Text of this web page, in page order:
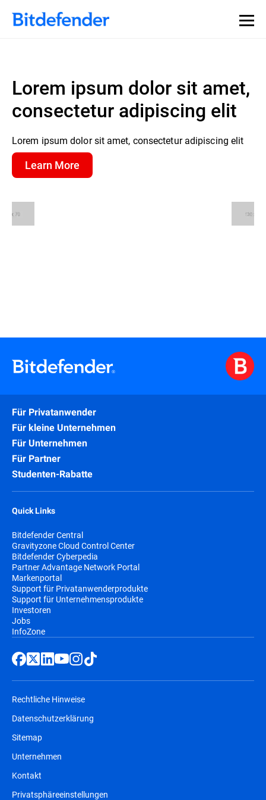
Lorem ipsum dolor sit amet,
consectetur adipiscing elit
Lorem ipsum dolor sit amet, consectetur adipiscing elit
Learn More
Für Privatanwender
Für kleine Unternehmen
Für Unternehmen
Für Partner
Studenten-Rabatte
Quick Links
Bitdefender Central
Gravityzone Cloud Control Center
Bitdefender Cyberpedia
Partner Advantage Network Portal
Markenportal
Support für Privatanwenderprodukte
Support für Unternehmensprodukte
Investoren
Jobs
InfoZone
Rechtliche Hinweise
Datenschutzerklärung
Sitemap
Unternehmen
Kontakt
Privatsphäreeinstellungen